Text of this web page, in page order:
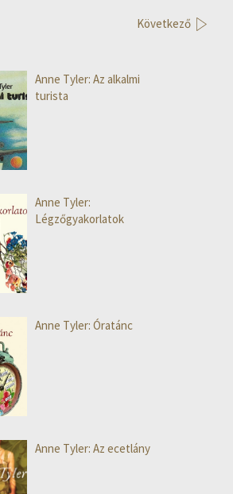
Következő
Anne Tyler: Az alkalmi
turista
Anne Tyler:
Légzőgyakorlatok
Anne Tyler: Óratánc
Anne Tyler: Az ecetlány